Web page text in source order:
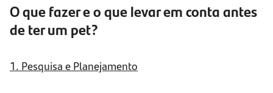
O que fazer e o que levar em conta antes
de ter um pet?
1. Pesquisa e Planejamento